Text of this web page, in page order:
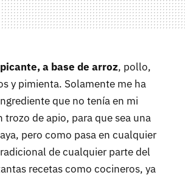
a base de arroz, pollo,
y pimienta. Solamente me ha
que no tenía en mi
trozo de apio, para que sea una
pero como pasa en cualquier
de cualquier parte del
recetas como cocineros, ya